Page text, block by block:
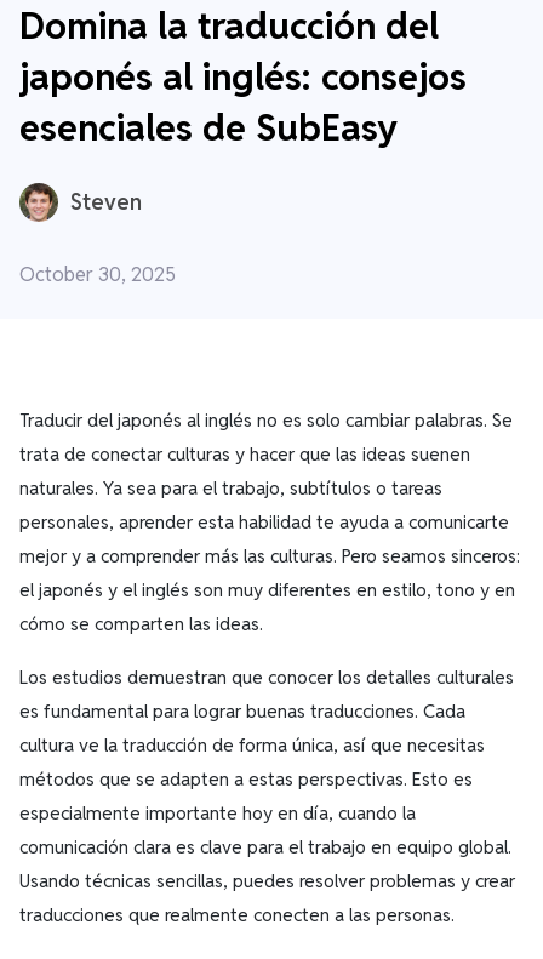
Domina la traducción del
japonés al inglés: consejos
esenciales de SubEasy
Steven
October 30, 2025
Traducir del japonés al inglés no es solo cambiar palabras. Se
trata de conectar culturas y hacer que las ideas suenen
naturales. Ya sea para el trabajo, subtítulos o tareas
personales, aprender esta habilidad te ayuda a comunicarte
mejor y a comprender más las culturas. Pero seamos sinceros:
el japonés y el inglés son muy diferentes en estilo, tono y en
cómo se comparten las ideas.
Los estudios demuestran que conocer los detalles culturales
es fundamental para lograr buenas traducciones. Cada
cultura ve la traducción de forma única, así que necesitas
métodos que se adapten a estas perspectivas. Esto es
especialmente importante hoy en día, cuando la
comunicación clara es clave para el trabajo en equipo global.
Usando técnicas sencillas, puedes resolver problemas y crear
traducciones que realmente conecten a las personas.